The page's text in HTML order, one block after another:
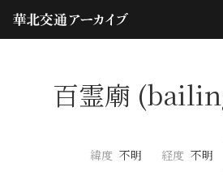
百霊廟
緯度 不明 経度 不明